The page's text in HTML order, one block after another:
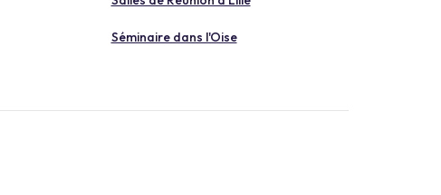
Séminaire dans l'Oise